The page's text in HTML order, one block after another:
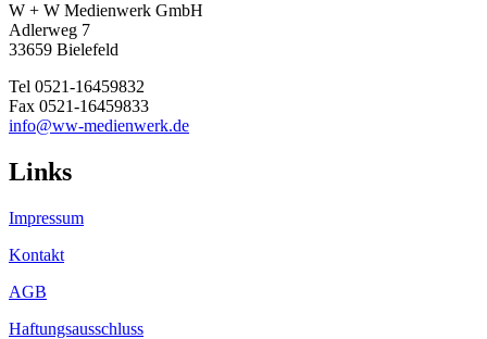
W + W Medienwerk GmbH
Adlerweg 7
33659 Bielefeld
Tel 0521-16459832
Fax 0521-16459833
info@ww-medienwerk.de
Links
Impressum
Kontakt
AGB
Haftungsausschluss